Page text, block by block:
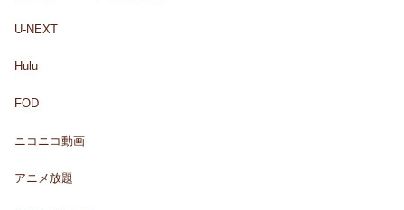
U-NEXT
Hulu
FOD
ニコニコ動画
アニメ放題